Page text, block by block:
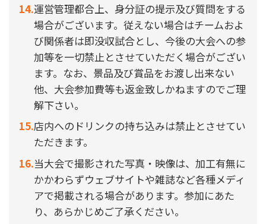
運営管理都合上、身分証の提示及び質問をする
場合がございます。従えない場合はチームおよ
び関係者は即没収試合とし、今後の大会への参
加等を一切禁止とさせていただく場合がござい
ます。なお、景品及び賞品をお渡し出来ない
他、大会参加費等も返金致しかねますのでご理
解下さい。
店内へのドリンクの持ち込みは禁止とさせてい
ただきます。
当大会で撮影された写真・映像は、加工有無に
かかわらずウェブサイトや雑誌など各種メディ
アで掲載される場合があります。参加にあた
り、あらかじめご了承ください。